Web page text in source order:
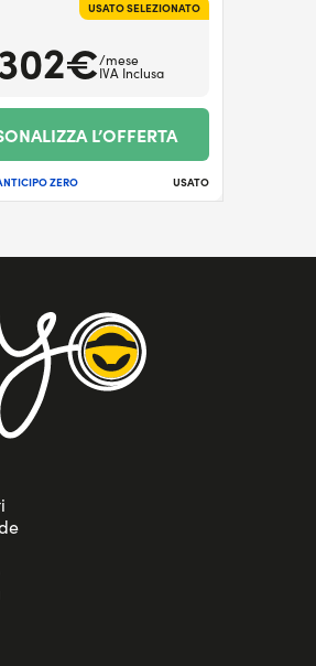
USATO SELEZIONATO
/mese
IVA Inclusa
L’OFFERTA
ZERO USATO